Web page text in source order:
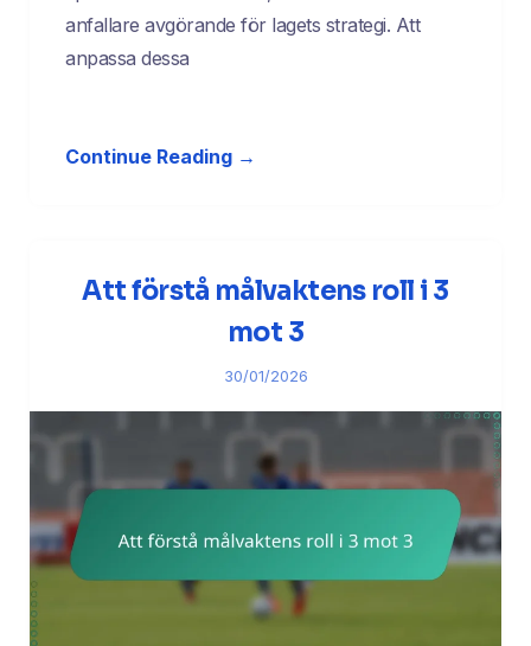
anfallare avgörande för lagets strategi. Att
anpassa dessa
Continue Reading →
Att förstå målvaktens roll i 3
mot 3
30/01/2026